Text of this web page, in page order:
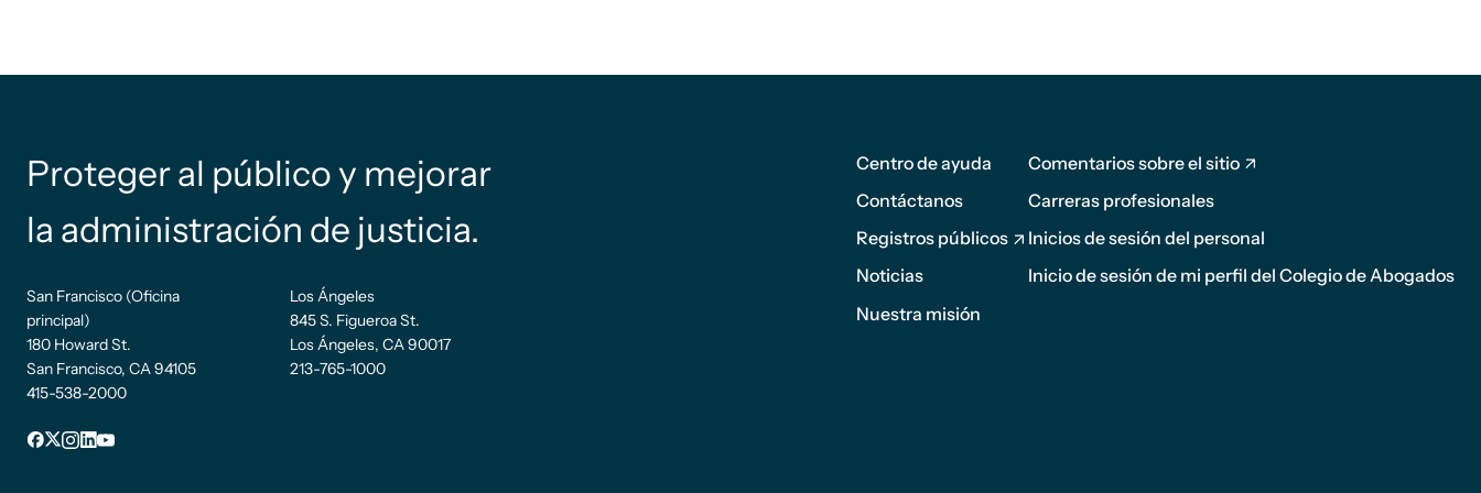
Proteger al público y mejorar
la administración de justicia.
San Francisco (Oficina
principal)
180 Howard St.
San Francisco, CA 94105
415-538-2000
Los Ángeles
845 S. Figueroa St.
Los Ángeles, CA 90017
213-765-1000
Facebook
incógnita
Instagram
LinkedIn
YouTube
Pie de
página
1
Centro de ayuda
Contáctanos
Registros públicos
Noticias
Nuestra misión
Pie de
página
2
Comentarios sobre el sitio
Carreras profesionales
Inicios de sesión del personal
Inicio de sesión de mi perfil del Colegio de Abogados
sufijo